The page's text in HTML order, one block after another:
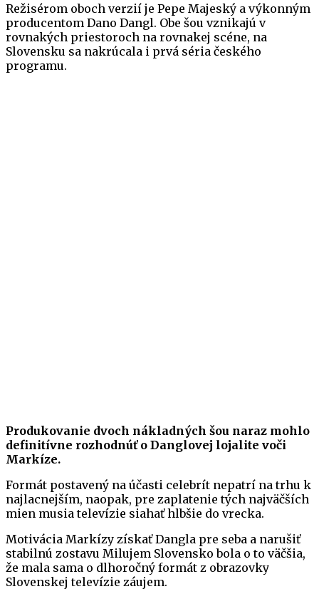
Režisérom oboch verzií je Pepe Majeský a výkonným
producentom Dano Dangl. Obe šou vznikajú v
rovnakých priestoroch na rovnakej scéne, na
Slovensku sa nakrúcala i prvá séria českého
programu.
Produkovanie dvoch nákladných šou naraz mohlo
definitívne rozhodnúť o Danglovej lojalite voči
Markíze.
Formát postavený na účasti celebrít nepatrí na trhu k
najlacnejším, naopak, pre zaplatenie tých najväčších
mien musia televízie siahať hlbšie do vrecka.
Motivácia Markízy získať Dangla pre seba a narušiť
stabilnú zostavu Milujem Slovensko bola o to väčšia,
že mala sama o dlhoročný formát z obrazovky
Slovenskej televízie záujem.